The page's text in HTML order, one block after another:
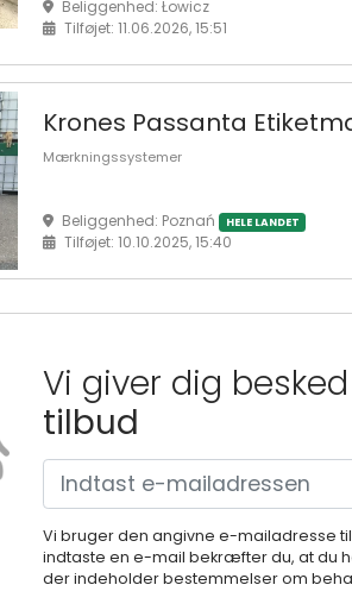
Beliggenhed: Łowicz
Tilføjet: 11.06.2026, 15:51
Krones Passanta
Mærkningssystemer
Beliggenhed: Poznań HELE LANDET
Tilføjet: 10.10.2025, 15:40
Vi giver dig
tilbud
Vi bruger den angivne e-mailadresse
indtaste en e-mail bekræfter du, at du
der indeholder bestemmelser om